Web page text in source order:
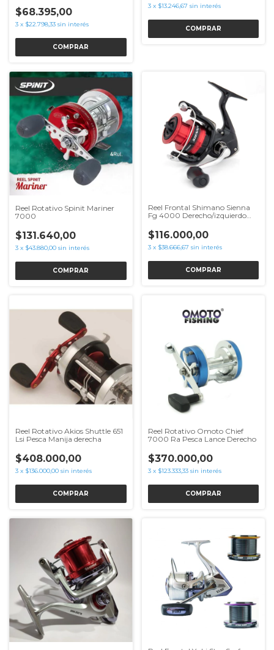
$68.395,00
3 x $22.798,33 sin interés
3 x $13.246,67 sin interés
Reel Rotativo Spinit Mariner
7000
$131.640,00
3 x $43.880,00 sin interés
Reel Frontal Shimano Sienna
Fg 4000 Derecho/izquierdo
$116.000,00
3 x $38.666,67 sin interés
Reel Rotativo Akios Shuttle 651
Lsi Pesca Manija derecha
$408.000,00
3 x $136.000,00 sin interés
COMPRAR
Reel Rotativo Omoto Chief
7000 Ra Pesca Lance Derecho
$370.000,00
3 x $123.333,33 sin interés
COMPRAR